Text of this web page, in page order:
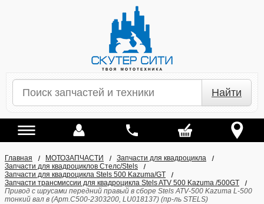
Найти
Главная МОТОЗАПЧАСТИ
Запчасти для квадроцикла
Запчасти для квадроциклов Стелс/Stels
Запчасти для квадроцикла Stels 500 Kazuma/GT
Запчасти трансмиссии для квадроцикла Stels ATV 500 Kazuma /500GT
Привод с шрусами передний правый в сборе Stels ATV-500 Kazuma L-500
тонкий вал в (Арт.C500-2303200, LU018137) (пр-ль STELS)